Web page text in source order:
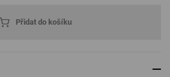
Přidat do košíku